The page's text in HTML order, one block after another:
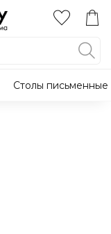
Столы письменные